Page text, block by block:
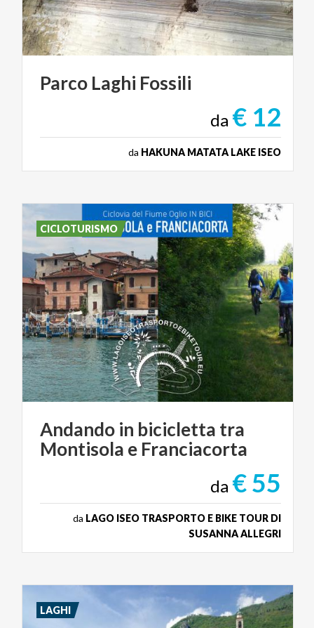
Parco Laghi Fossili
da € 12
da HAKUNA MATATA LAKE ISEO
Andando in bicicletta tra
Montisola e Franciacorta
da € 55
da LAGO ISEO TRASPORTO E BIKE TOUR DI
SUSANNA ALLEGRI
CICLOTURISMO
LAGHI